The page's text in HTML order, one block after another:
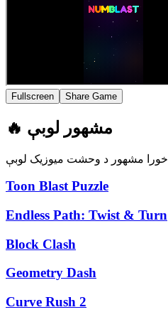
Fullscreen Share Game
🔥 مشهور لوبې
خورا مشهور د وحشت میوزیک لوبې
Toon Blast Puzzle
Endless Path: Twist & Turn
Block Clash
Geometry Dash
Curve Rush 2